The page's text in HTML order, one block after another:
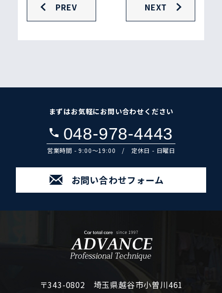
PREV NEXT
まずはお気軽にお問い合わせください
048-978-4443
営業時間 - 9:00～19:00 / 定休日 - 日曜日
お問い合わせフォーム
〒343-0802 埼玉県越谷市小曽川461